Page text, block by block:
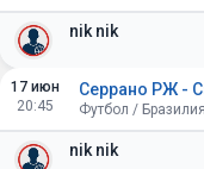
nik nik
17 июн
20:45
nik nik
Серрано РЖ -
Футбол /